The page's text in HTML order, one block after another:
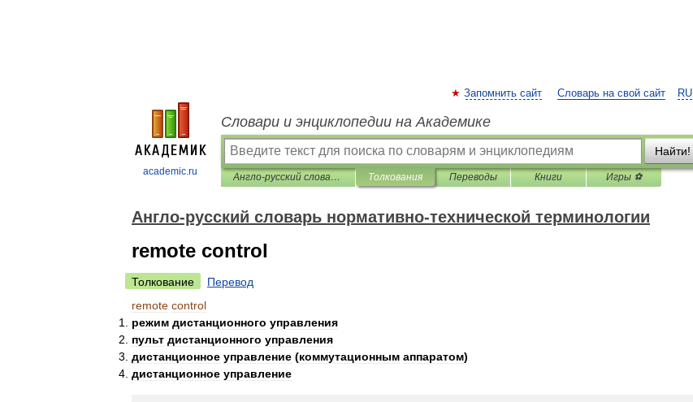
academic.ru
RU
Запомнить сайт Словарь на свой сайт
Словари и энциклопедии на Академике
Найти!
Англо-русский словарь нормативно-технической терминологии Толкования Переводы Книги Игры ⚽
Англо-русский словарь нормативно-технической терминологии
remote control
Толкование
Перевод
remote control
режим дистанционного управления
пульт дистанционного управления
дистанционное управление (коммутационным аппаратом)
дистанционное управление